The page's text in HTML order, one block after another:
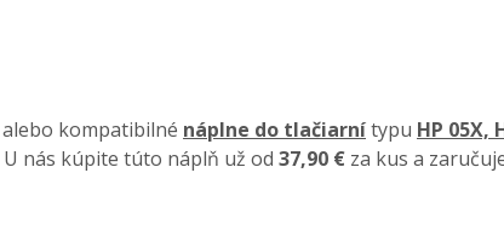
kompatibilné náplne do tlačiarnítypu HP 05X,
nás kúpite túto náplň už od 37,90 € za kus a